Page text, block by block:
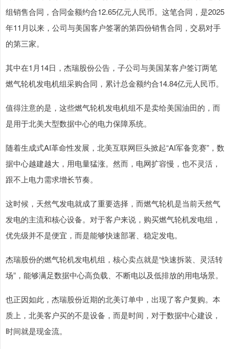
组销售合同，合同金额约合12.65亿元人民币。这笔合同，是2025
年11月以来，公司与美国客户签署的第四份销售合同，交易对手
的第三家。
其中在1月14日，杰瑞股份公告，子公司与美国某客户签订两笔
燃气轮机发电机组采购合同，累计总金额约合14.84亿元人民币。
值得注意的是，这些燃气轮机发电机组不是卖给美国油田的，而
是用于北美大型数据中心的电力保障系统。
随着生成式AI革命性发展，北美互联网巨头掀起“AI军备竞赛”，数
据中心越建越大，用电量猛涨。然而，电网扩容慢，也不灵活，
跟不上电力需求增长节奏。
这时候，天然气发电就成了重要选择，而燃气轮机是当前天然气
发电的主流和核心设备。对于客户来说，购买燃气轮机发电组，
优先级并不是便宜，而是能够快速部署、稳定发电。
杰瑞股份的燃气轮机发电机组，核心卖点就是“快速拆装、灵活转
场”，能够满足数据中心高负载、不断电以及低排放的用电场景。
也正因如此，杰瑞股份近期的北美订单中，出现了客户复购。本
质上，北美客户买的不是设备，而是时间，对于数据中心建设，
时间就是现金流。